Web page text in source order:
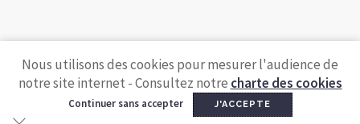
Nous utilisons des cookies pour mesurer l'audience de
notre site internet - Consultez notre charte des cookies
Continuer sans accepter J'ACCEPTE